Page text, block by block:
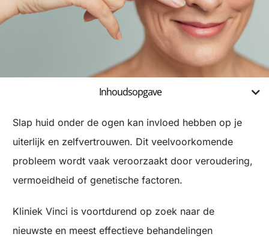
Inhoudsopgave
Slap huid onder de ogen kan invloed hebben op je
uiterlijk en zelfvertrouwen. Dit veelvoorkomende
probleem wordt vaak veroorzaakt door veroudering,
vermoeidheid of genetische factoren.
Kliniek Vinci is voortdurend op zoek naar de
nieuwste en meest effectieve behandelingen